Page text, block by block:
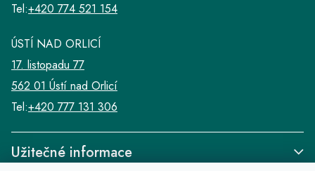
Užitečné informace
Tel:+420 774 521 154
ÚSTÍ NAD ORLICÍ
17. listopadu 77
562 01 Ústí nad Orlicí
Tel:+420 777 131 306